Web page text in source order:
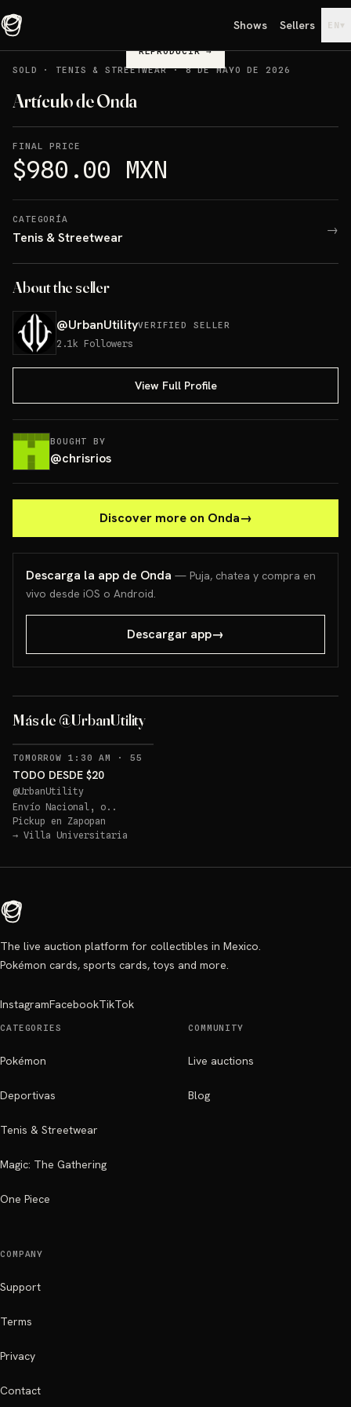
Shows Sellers EN ▾
REPRODUCIR→
SOLD
· TENIS & STREETWEAR·8 DE MAYO DE 2026
Artículo de Onda
FINAL PRICE
$980.00 MXN
CATEGORÍA
Tenis & Streetwear →
About the seller
@UrbanUtilityVERIFIED SELLER
2.1k Followers
View Full Profile
BOUGHT BY
@chrisrios
Discover more on Onda→
Descarga la app de Onda — Puja, chatea y compra en
vivo desde iOS o Android.
Descargar app→
Más de @UrbanUtility
TOMORROW 1:30 AM · 55
TODO DESDE $20
@UrbanUtility
Envío Nacional, o..
Pickup en Zapopan
→ Villa Universitaria
The live auction platform for collectibles in Mexico.
Pokémon cards, sports cards, toys and more.
InstagramFacebookTikTok
CATEGORIES
Pokémon
Deportivas
Tenis & Streetwear
Magic: The Gathering
One Piece
COMMUNITY
Live auctions
Blog
COMPANY
Support
Terms
Privacy
Contact